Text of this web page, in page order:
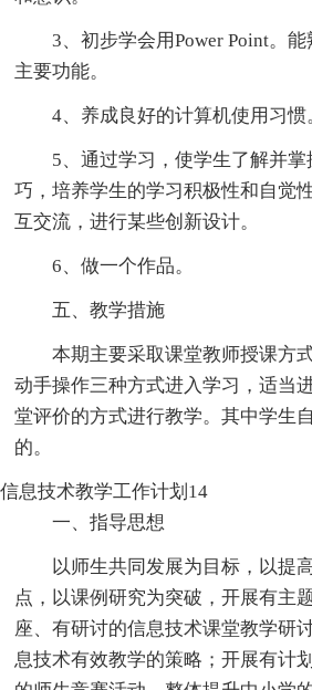
3、初步学会用Power Point。
主要功能。
4、养成良好的计算机使用习惯
5、通过学习，使学生了解并
巧，培养学生的学习积极性和自觉
互交流，进行某些创新设计。
6、做一个作品。
五、教学措施
本期主要采取课堂教师授课方
动手操作三种方式进入学习，适当
堂评价的方式进行教学。其中学生
的。
信息技术教学工作计划14
一、指导思想
以师生共同发展为目标，以提
点，以课例研究为突破，开展有主
座、有研讨的信息技术课堂教学研
息技术有效教学的策略；开展有计